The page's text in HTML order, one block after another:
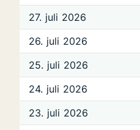
27. juli 2026
26. juli 2026
25. juli 2026
24. juli 2026
23. juli 2026